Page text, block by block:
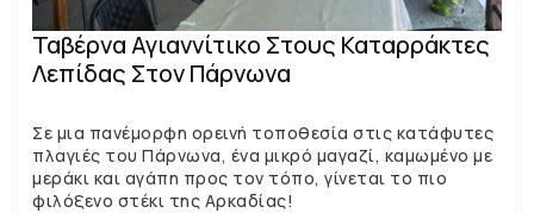
Ταβέρνα Αγιαννίτικο Στους Καταρράκτες
Λεπίδας Στον Πάρνωνα
Σε μια πανέμορφη ορεινή τοποθεσία στις κατάφυτες
πλαγιές του Πάρνωνα, ένα μικρό μαγαζί, καμωμένο με
μεράκι και αγάπη προς τον τόπο, γίνεται το πιο
φιλόξενο στέκι της Αρκαδίας!